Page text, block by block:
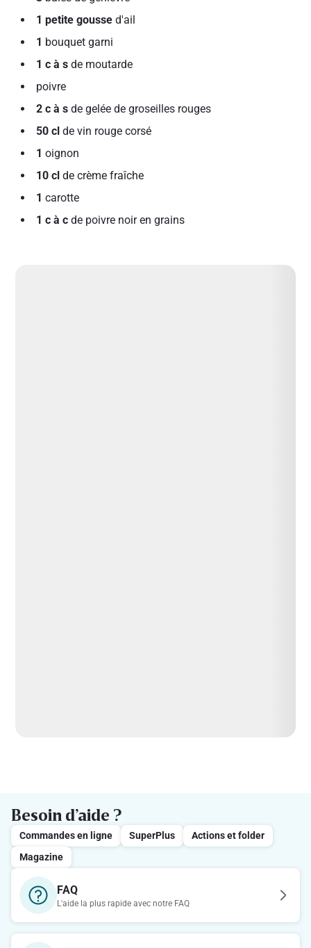
1 petite gousse d'ail
1 bouquet garni
1 c à s de moutarde
poivre
2 c à s de gelée de groseilles rouges
50 cl de vin rouge corsé
1oignon
10 cl de crème fraîche
1carotte
1 c à c de poivre noir en grains
Besoin d’aide ?
Commandes en ligne SuperPlus
Actions et folder
Magazine
FAQ
L'aide la plus rapide avec notre FAQ